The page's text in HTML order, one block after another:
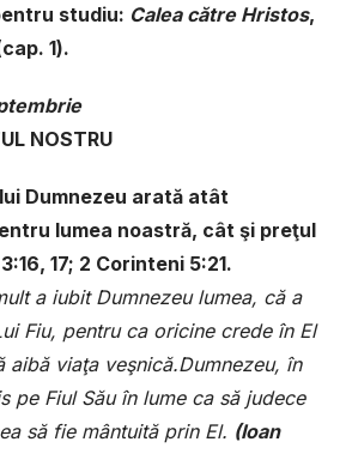
studiu: Calea către Hristos,
1).
NOSTRU
Dumnezeu arată atât
lumea noastră, cât şi preţul
3:16, 17; 2 Corinteni 5:21.
a iubit Dumnezeu lumea, că a
Fiu, pentru ca oricine crede în El
aibă viaţa veşnică.Dumnezeu, în
pe Fiul Său în lume ca să judece
să fie mântuită prin El. (Ioan